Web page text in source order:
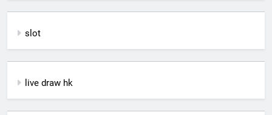
slot
live draw hk